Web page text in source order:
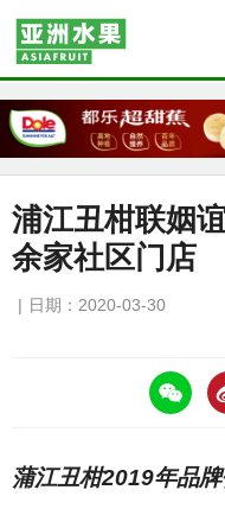
浦江丑柑联姻
余家社区门店
日期：2020-03-30
https://asiafruitchina.net/
蒲江丑柑2019年品牌